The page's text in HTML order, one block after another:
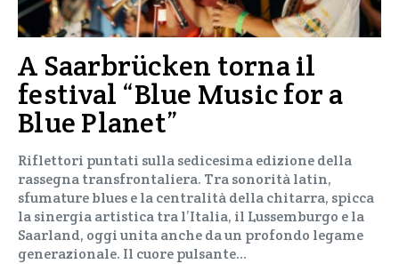
A Saarbrücken torna il
festival “Blue Music for a
Blue Planet”
Riflettori puntati sulla sedicesima edizione della
rassegna transfrontaliera. Tra sonorità latin,
sfumature blues e la centralità della chitarra, spicca
la sinergia artistica tra l’Italia, il Lussemburgo e la
Saarland, oggi unita anche da un profondo legame
generazionale. Il cuore pulsante…